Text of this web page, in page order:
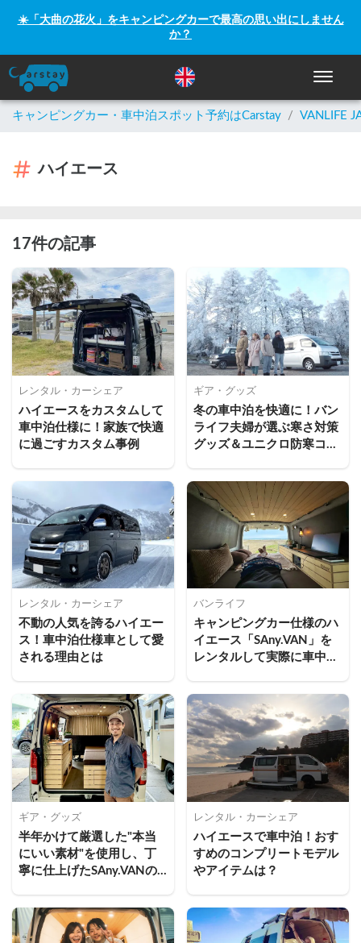
☀️「大曲の花火」をキャンピングカーで最高の思い出にしません
か？
ナビゲ
キャンピングカー・車中泊スポット予約はCarstay / VANLIFE
ハイエース
17件の記事
レンタル・カーシェア
ハイエースをカスタムして
車中泊仕様に！家族で快適
に過ごすカスタム事例
ギア・グッズ
冬の車中泊を快適に！バン
ライフ夫婦が選ぶ寒さ対策
グッズ＆ユニクロ防寒コー
レンタル・カーシェア
不動の人気を誇るハイエー
ス！車中泊仕様車として愛
される理由とは
バンライフ
キャンピングカー仕様のハ
イエース「SAny.VAN」を
レンタルして実際に車中泊
ギア・グッズ
半年かけて厳選した"本当
にいい素材"を使用し、丁
寧に仕上げたSAny.VANの
レンタル・カーシェア
ハイエースで車中泊！おす
すめのコンプリートモデル
やアイテムは？